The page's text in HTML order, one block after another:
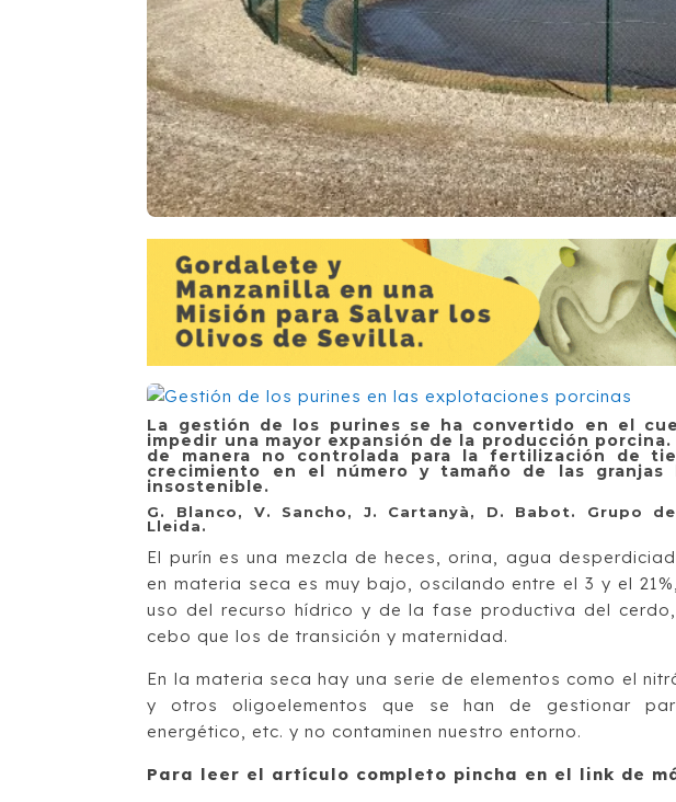
La gestión de los purines se ha convertido en el
impedir una mayor expansión de la producción
de manera no controlada para la fertilización de
crecimiento en el número y tamaño de las granjas
insostenible.
G. Blanco, V. Sancho, J. Cartanyà, D. Babot. Grupo
Lleida.
El purín es una mezcla de heces, orina, agua
en materia seca es muy bajo, oscilando entre el 3 y el
uso del recurso hídrico y de la fase productiva del
cebo que los de transición y maternidad.
En la materia seca hay una serie de elementos como el
y otros oligoelementos que se han de gestionar
energético, etc. y no contaminen nuestro entorno.
Para leer el artículo completo pincha en el link de